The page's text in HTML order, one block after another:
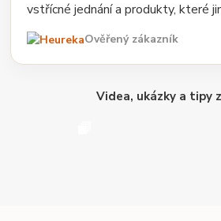
vstřícné jednání a produkty, které
Ověřený zákazník
Videa, ukázky a tipy